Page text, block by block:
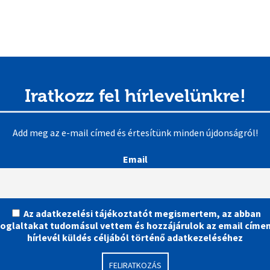
Iratkozz fel hírlevelünkre!
Add meg az e-mail címed és értesítünk minden újdonságról!
Email
Az adatkezelési tájékoztatót megismertem, az abban
tudomásul vettem és hozzájárulok az email
hírlevél küldés céljából történő adatkezeléséhez